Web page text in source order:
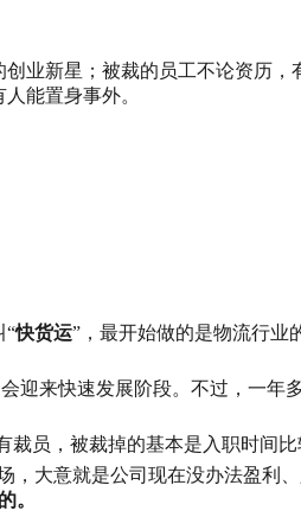
业新星；被裁的员工不论资历
能置身事外。
“快货运”，最开始做的是物流行业
迎来快速发展阶段。不过，一年
裁员，被裁掉的基本是入职时间
大意就是公司现在没办法盈利
。